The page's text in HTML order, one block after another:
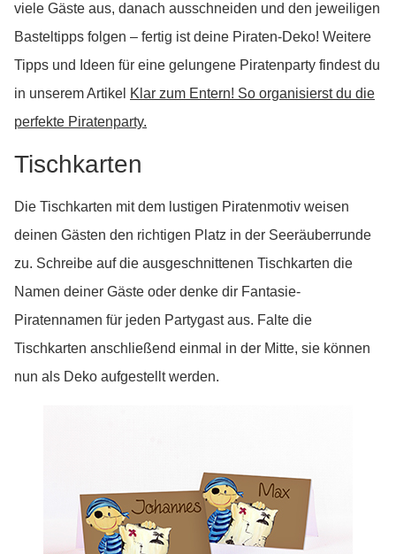
viele Gäste aus, danach ausschneiden und den jeweiligen
Basteltipps folgen – fertig ist deine Piraten-Deko! Weitere
Tipps und Ideen für eine gelungene Piratenparty findest du
in unserem Artikel Klar zum Entern! So organisierst du die
perfekte Piratenparty.
Tischkarten
Die Tischkarten mit dem lustigen Piratenmotiv weisen
deinen Gästen den richtigen Platz in der Seeräuberrunde
zu. Schreibe auf die ausgeschnittenen Tischkarten die
Namen deiner Gäste oder denke dir Fantasie-
Piratennamen für jeden Partygast aus. Falte die
Tischkarten anschließend einmal in der Mitte, sie können
nun als Deko aufgestellt werden.